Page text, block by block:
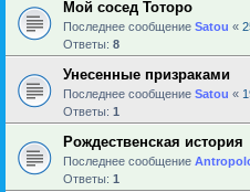
Мой сосед Тоторо
Последнее сообщение Satou «
Ответы: 8
Унесенные призраками
Последнее сообщение Satou «
Ответы: 1
Рождественская история
Последнее сообщение
Ответы: 1